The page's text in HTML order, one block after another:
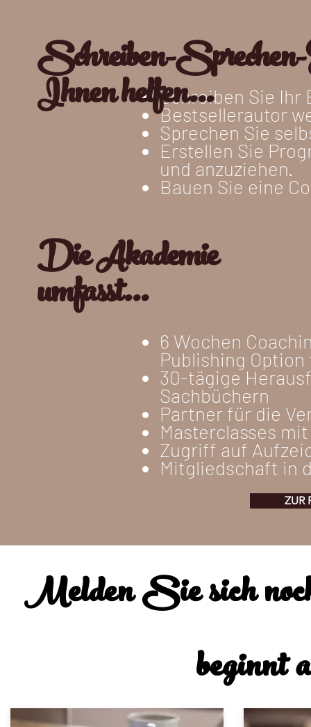
Schreiben Sie Ihr
Bestsellerautor
Sprechen Sie
Erstellen Sie
und anzuziehen.
Bauen Sie eine
Schreiben-
Ihnen helfen...
Die Akademie
umfasst...
6 Wochen
Publishing
30-tägige
Sachbüchern
Partner für die
Masterclasses
Zugriff auf
Mitgliedschaft in
ZUR
Melden Sie sich
beginnt